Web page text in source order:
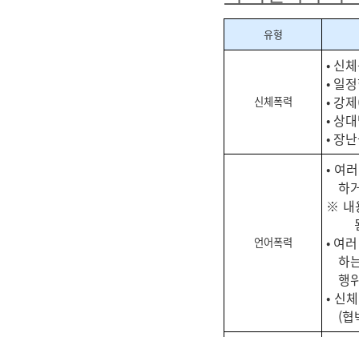
유형
신체폭력
• 신
• 일
• 강
• 상
• 장
언어폭력
• 여
하
※ 내
• 여
하
행
• 신
(협